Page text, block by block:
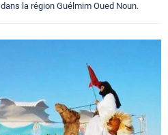
la région Guélmim Oued Noun.